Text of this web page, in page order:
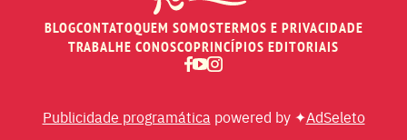
RECEITAS DE AIR FRYER
BLOGCONTATOQUEM SOMOSTERMOS E PRIVACIDADE
TRABALHE CONOSCOPRINCÍPIOS EDITORIAIS
Publicidade programática powered by ✦AdSeleto